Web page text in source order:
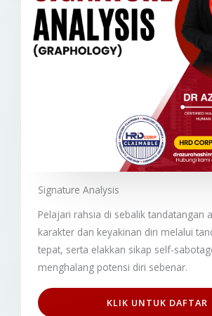
Signature Analysis
Pelajari rahsia di sebalik tandatangan
karakter dan keyakinan diri melalui
tepat, serta elakkan sikap self-
menghalang potensi diri sebenar.
KLIK UNTUK DAFTAR